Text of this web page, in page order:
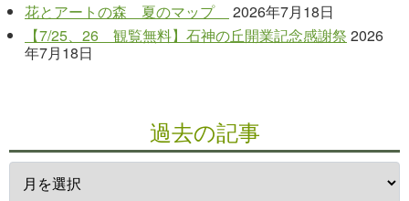
花とアートの森 夏のマップ
2026年7月18日
【7/25、26 観覧無料】石神の丘開業記念感謝祭 2026
年7月18日
過去の記事